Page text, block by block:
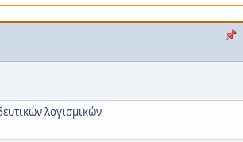
λογισμικών